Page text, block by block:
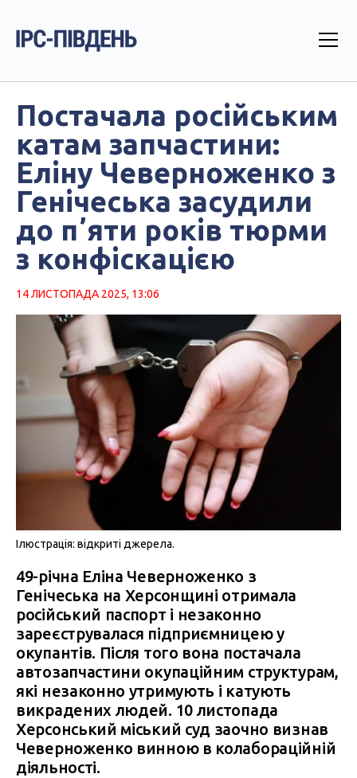
Постачала російським
катам запчастини:
Еліну Чеверноженко з
Генічеська засудили
до пʼяти років тюрми
з конфіскацією
14 ЛИСТОПАДА 2025, 13:06
Ілюстрація: відкриті джерела.
49-річна Еліна Чеверноженко з
Генічеська на Херсонщині отримала
російський паспорт і незаконно
зареєструвалася підприємницею у
окупантів. Після того вона постачала
автозапчастини окупаційним структурам,
які незаконно утримують і катують
викрадених людей. 10 листопада
Херсонський міський суд заочно визнав
Чеверноженко винною в колабораційній
діяльності.